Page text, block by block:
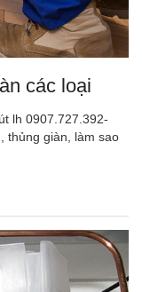
các loại
lh 0907.727.392-
thủng giàn, làm sao